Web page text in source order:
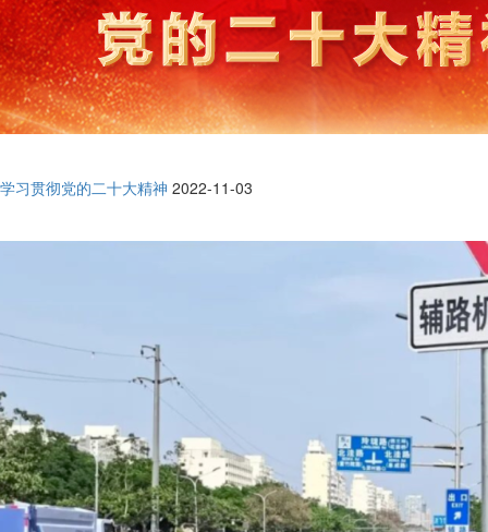
学习贯彻党的二十大精神 2022-11-03